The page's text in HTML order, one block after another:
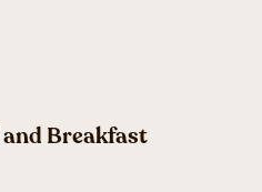
and Breakfast